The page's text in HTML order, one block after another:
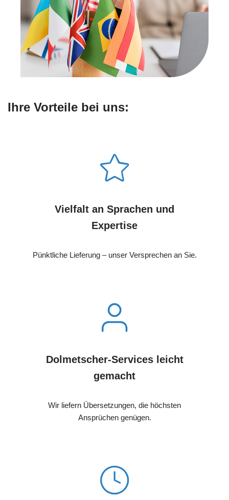
Ihre Vorteile bei uns:
Vielfalt an Sprachen und
Expertise
Pünktliche Lieferung – unser Versprechen an Sie.
Dolmetscher-Services leicht
gemacht
Wir liefern Übersetzungen, die höchsten
Ansprüchen genügen.